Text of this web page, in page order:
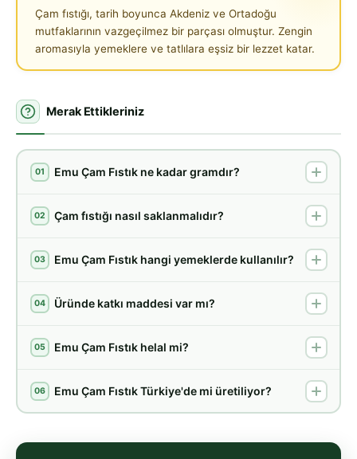
Çam fıstığı, tarih boyunca Akdeniz ve Ortadoğu
mutfaklarının vazgeçilmez bir parçası olmuştur. Zengin
aromasıyla yemeklere ve tatlılara eşsiz bir lezzet katar.
Merak Ettikleriniz
01 Emu Çam Fıstık ne kadar gramdır?
02 Çam fıstığı nasıl saklanmalıdır?
03 Emu Çam Fıstık hangi yemeklerde kullanılır?
04 Üründe katkı maddesi var mı?
05 Emu Çam Fıstık helal mi?
06 Emu Çam Fıstık Türkiye'de mi üretiliyor?